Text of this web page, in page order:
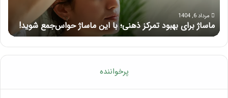
ژل مرداد 5, 1404
راهنمای کامل آموزش ماساژ لب بعد از تزریق ژل
پرخواننده